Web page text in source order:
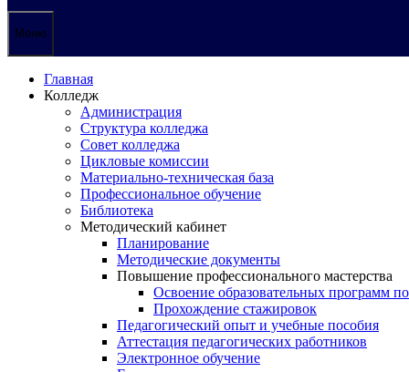
Меню
Главная
Колледж
Администрация
Структура колледжа
Совет колледжа
Цикловые комиссии
Материально-техническая база
Профессиональное обучение
Библиотека
Методический кабинет
Планирование
Методические документы
Повышение профессионального мастерства
Освоение образовательных программ
Прохождение стажировок
Педагогический опыт и учебные пособия
Аттестация педагогических работников
Электронное обучение